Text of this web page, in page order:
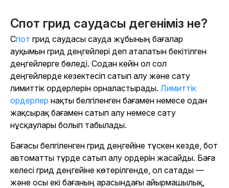
Спот грид саудасы дегеніміз не?
Спот грид саудасы сауда жұбының бағалар
ауқымын грид деңгейлері деп аталатын бекітілген
деңгейлерге бөледі. Содан кейін ол сол
деңгейлерде кезектесіп сатып алу және сату
лимиттік ордерлерін орналастырады. Лимиттік
ордерлер нақты белгіленген бағамен немесе одан
жақсырақ бағамен сатып алу немесе сату
нұсқаулары болып табылады.
Бағасы белгіленген грид деңгейіне түскен кезде, бот
автоматты түрде сатып алу ордерін жасайды. Баға
келесі грид деңгейіне көтерілгенде, ол сатады —
және осы екі бағаның арасындағы айырмашылық,